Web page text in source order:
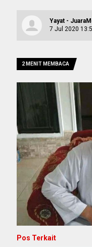
Yayat -
7 Jul 2020
2 MENIT MEMBACA
Pos Terkait